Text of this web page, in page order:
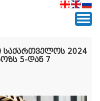
საქართველოს 2024
5-დან 7